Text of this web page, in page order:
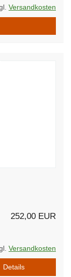
Versandkosten
252,00 EUR
Versandkosten